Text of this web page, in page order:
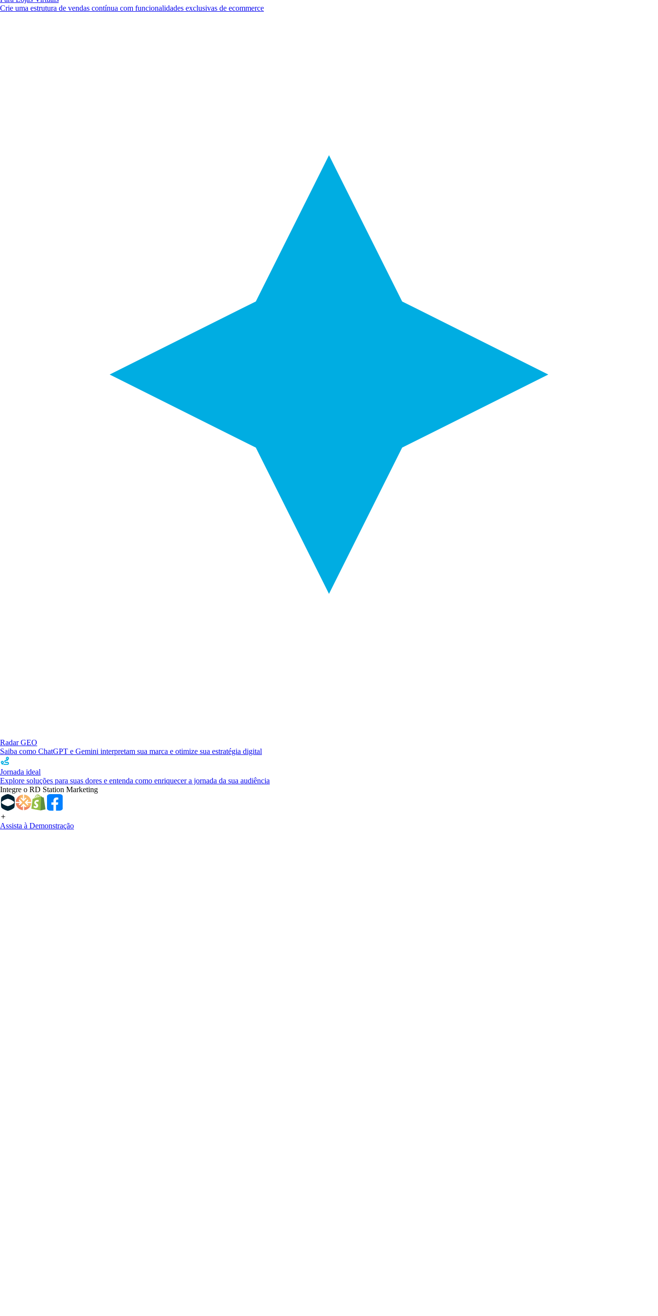
Crie uma estrutura de vendas contínua com funcionalidades exclusivas de ecommerce
Radar GEO
Saiba como ChatGPT e Gemini interpretam sua marca e otimize sua estratégia digital
Jornada ideal
Explore soluções para suas dores e entenda como enriquecer a jornada da sua audiência
Integre o RD Station Marketing
Assista à Demonstração